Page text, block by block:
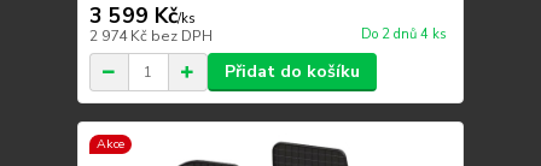
3 599 Kč/ks
2 974 Kč bez DPH Do 2 dnů 4 ks
Přidat do košíku
Akce